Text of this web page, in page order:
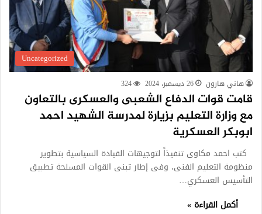
Uncategorized
هاني هارون 26 ديسمبر، 2024 324
قامت قوات الدفاع الشعبى والعسكرى بالتعاون
مع وزارة التعليم بزيارة لمدرسة الشهيد احمد
ابوبكر العسكرية
كتب احمد مكاوى تنفيذاً لتوجيهات القيادة السياسية بتطوير
منظومة التعليم الفنى، وفى إطار تبنى القوات المسلحة تطبيق
التأسيس العسكري…
أكمل القراءة »